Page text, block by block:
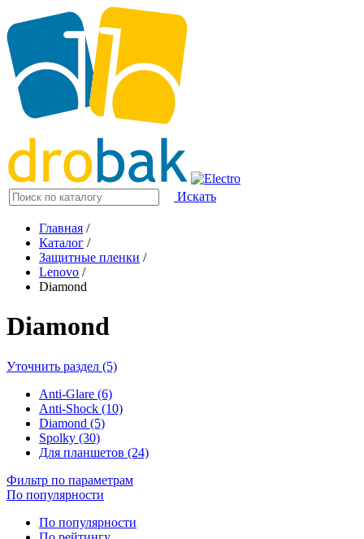
Искать
Главная /
Каталог /
Защитные пленки /
Lenovo /
Diamond
Diamond
Уточнить раздел (5)
Anti-Glare (6)
Anti-Shock (10)
Diamond (5)
Spolky (30)
Для планшетов (24)
Фильтр по параметрам
По популярности
По популярности